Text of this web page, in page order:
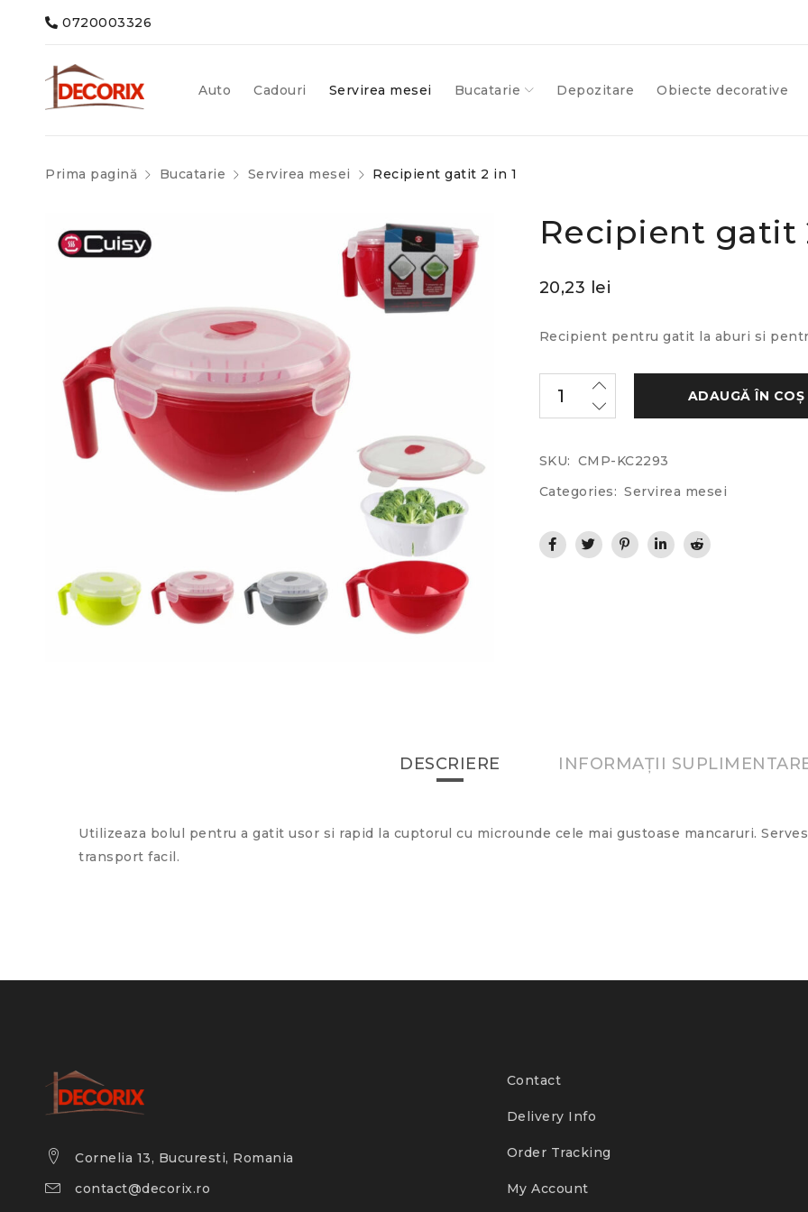
0720003326
Auto Cadouri Servirea mesei Bucatarie Depozitare Obiecte decorative
Prima pagină Bucatarie Servirea mesei Recipient gatit 2 in 1
Recipient gatit
20,23 lei
Recipient pentru gatit la aburi si
ADAUGĂ ÎN COȘ
SKU: CMP-KC2293
Categories: Servirea mesei
DESCRIERE INFORMAȚII
Utilizeaza bolul pentru a gatit usor si rapid la cuptorul cu microunde cele mai gustoase mancaruri.
transport facil.
Cornelia 13, Bucuresti, Romania
contact@decorix.ro
Contact
Delivery Info
Order Tracking
My Account